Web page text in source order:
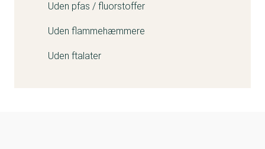
Uden pfas / fluorstoffer
Uden flammehæmmere
Uden ftalater